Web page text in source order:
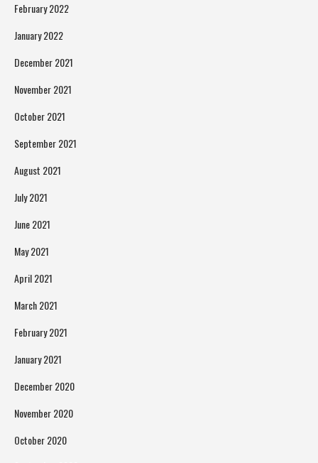
February 2022
January 2022
December 2021
November 2021
October 2021
September 2021
August 2021
July 2021
June 2021
May 2021
April 2021
March 2021
February 2021
January 2021
December 2020
November 2020
October 2020